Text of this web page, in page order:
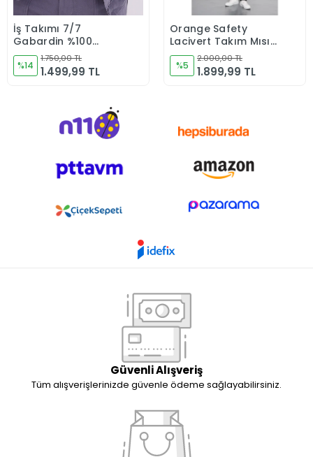
Sepete Ekle
İş Takımı 7/7
Gabardin %100
Pamuk Kapitoneli
Reflektörlü Kışlık Gri
%14
1.750,00 TL
1.499,99 TL
Sepete Ekle
Orange Safety
Lacivert Takım Mısır
Harman Karışımı
Yelek + Pantolon
%5
2.000,00 TL
1.899,99 TL
Güvenli Alışveriş
Tüm alışverişlerinizde güvenle ödeme sağlayabilirsiniz.